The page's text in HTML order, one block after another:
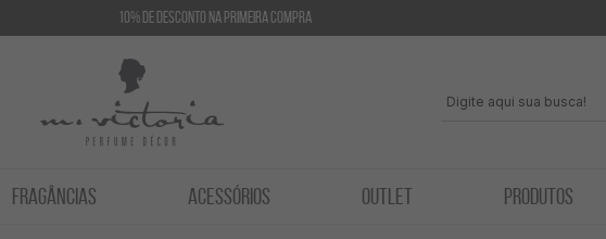
10% de desconto na primeira compra
FRAGÂNCIAS ACESSÓRIOS OUTLET PRODUTOS